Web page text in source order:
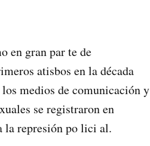
en gran par­ te de
atisbos en la década
medios de comunicación y
se registraron en
la represión po lici al.